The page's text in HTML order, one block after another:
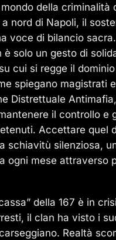
mondo della criminalità
a nord di Napoli, il
voce di bilancio
è solo un gesto di
cui si regge il
spiegano magistrati
Distrettuale
il controllo e
Accettare quel
schiavitù silenziosa,
ogni mese attraverso
della 167 è in
il clan ha visto i
Realtà